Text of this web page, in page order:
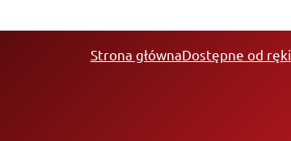
Strona głównaDostępne od ręki